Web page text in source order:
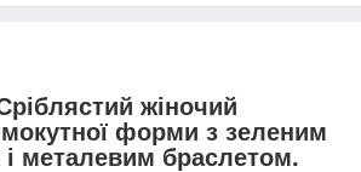
жіночий
форми з зеленим
металевим браслетом.